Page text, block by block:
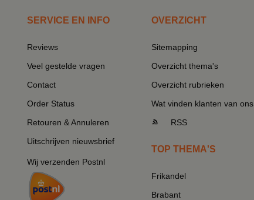
SERVICE EN INFO
Reviews
Veel gestelde vragen
Contact
Order Status
Retouren & Annuleren
Uitschrijven nieuwsbrief
Wij verzenden Postnl
OVERZICHT
Sitemapping
Overzicht thema's
Overzicht rubrieken
Wat vinden klanten van ons
RSS
TOP THEMA'S
Frikandel
Brabant